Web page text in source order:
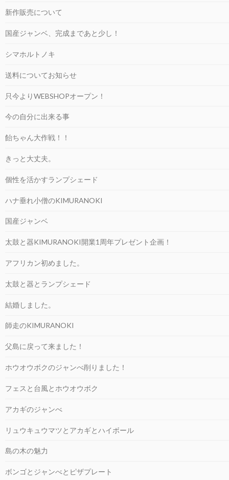
新作販売について
国産ジャンベ、完成まであと少し！
シマホルトノキ
送料についてお知らせ
只今よりWEBSHOPオープン！
今の自分に出来る事
飴ちゃん大作戦！！
きっと大丈夫。
個性を活かすランプシェード
ハナ垂れ小僧のKIMURANOKI
国産ジャンベ
太鼓と器KIMURANOKI開業1周年プレゼント企画！
アフリカン初めました。
太鼓と器とランプシェード
結婚しました。
師走のKIMURANOKI
父島に戻って来ました！
ホウオウボクのジャンべ削りました！
フェスと台風とホウオウボク
アカギのジャンべ
リュウキュウマツとアカギとハイボール
島の木の魅力
ボンゴとジャンべとピザプレート